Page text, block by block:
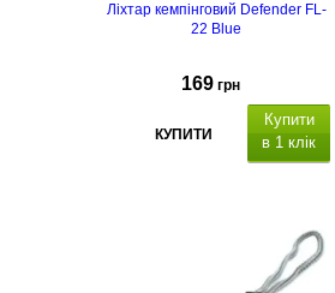
Ліхтар кемпінговий Defender FL-
22 Blue
169 грн
КУПИТИ
Купити
в 1 клік
ількість режимів: